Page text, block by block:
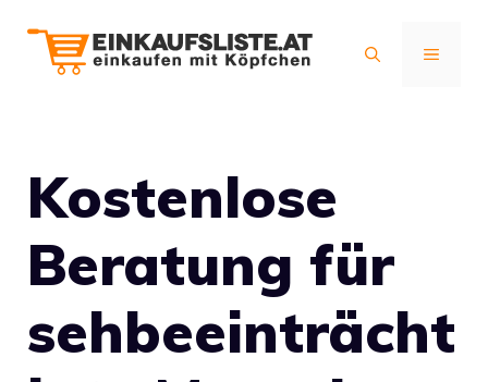
Inhalt
MENÜ
Kostenlose
Beratung für
sehbeeinträcht